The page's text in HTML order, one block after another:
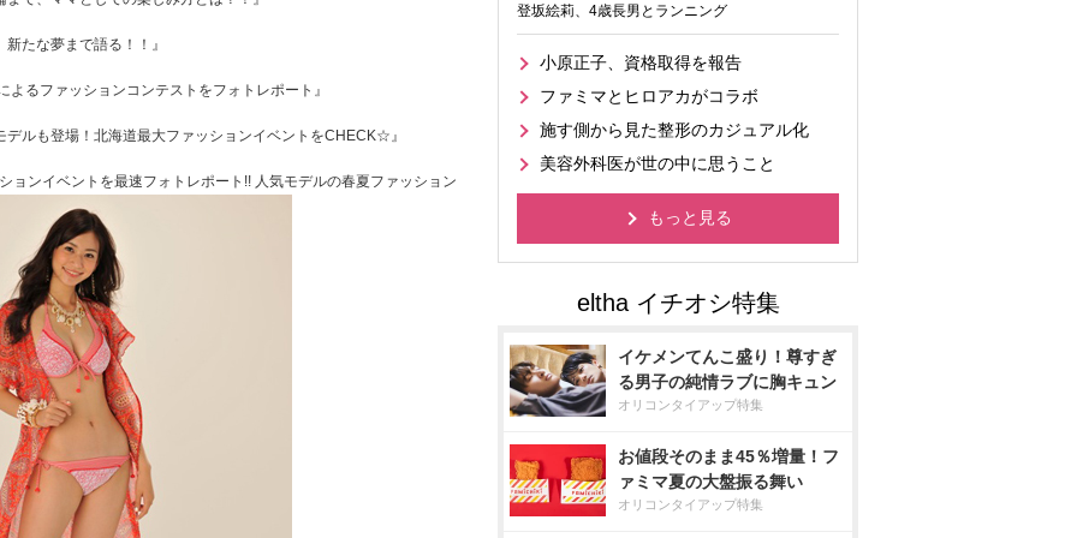
たな夢まで語る！！』
るファッションコンテストをフォトレポート』
ルも登場！北海道最大ファッションイベントをCHECK☆』
ョンイベントを最速フォトレポート!! 人気モデルの春夏ファッション
登坂絵莉、4歳長男とランニング
小原正子、資格取得を報告
ファミマとヒロアカがコラボ
施す側から見た整形のカジュアル化
美容外科医が世の中に思うこと
もっと見る
イケメンてんこ盛り！尊すぎ
る男子の純情ラブに胸キュン
オリコンタイアップ特集
お値段そのまま45％増量！フ
ァミマ夏の大盤振る舞い
オリコンタイアップ特集